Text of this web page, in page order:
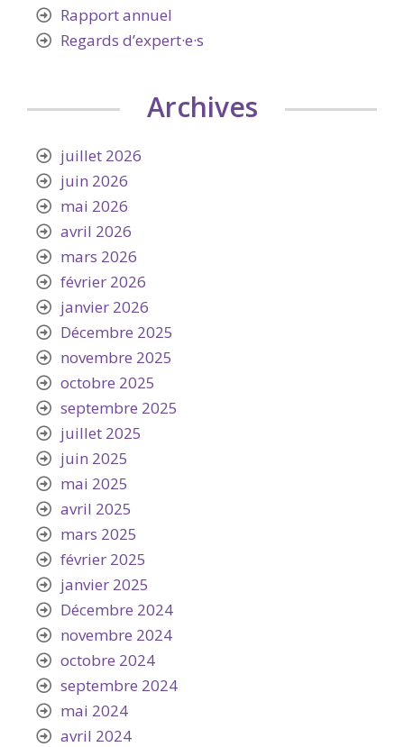
Rapport annuel
Regards d’expert·e·s
Archives
juillet 2026
juin 2026
mai 2026
avril 2026
mars 2026
février 2026
janvier 2026
Décembre 2025
novembre 2025
octobre 2025
septembre 2025
juillet 2025
juin 2025
mai 2025
avril 2025
mars 2025
février 2025
janvier 2025
Décembre 2024
novembre 2024
octobre 2024
septembre 2024
mai 2024
avril 2024